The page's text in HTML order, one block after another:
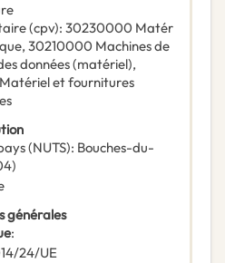
(cpv): 30230000 Matér
, 30210000 Machines de
données (matériel),
Matériel et fournitures
(NUTS): Bouches-du-
)
générales
:
24/UE